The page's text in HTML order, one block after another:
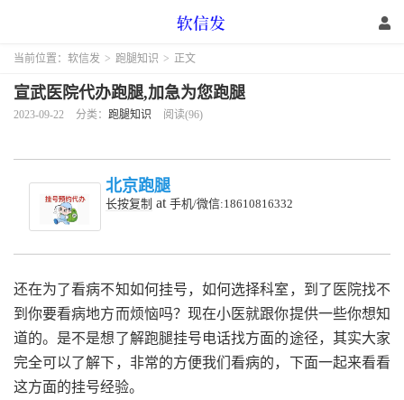
当前位置： 软信发 > 跑腿知识 > 正文
宣武医院代办跑腿,加急为您跑腿
2023-09-22 分类： 跑腿知识 阅读(96)
北京跑腿
长按复制 at 手机/微信:18610816332
还在为了看病不知如何挂号，如何选择科室，到了医院找不
到你要看病地方而烦恼吗？现在小医就跟你提供一些你想知
道的。是不是想了解跑腿挂号电话找方面的途径，其实大家
完全可以了解下，非常的方便我们看病的，下面一起来看看
这方面的挂号经验。